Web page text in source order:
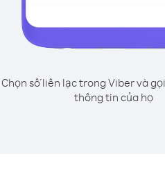
Chọn số liên lạc trong Viber và
thông tin của họ